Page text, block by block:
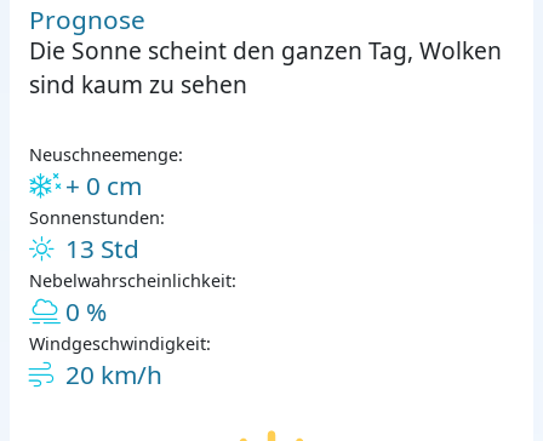
Prognose
Die Sonne scheint den ganzen Tag, Wolken
sind kaum zu sehen
Neuschneemenge:
+ 0 cm
Sonnenstunden:
13 Std
Nebelwahrscheinlichkeit:
0 %
Windgeschwindigkeit:
20 km/h